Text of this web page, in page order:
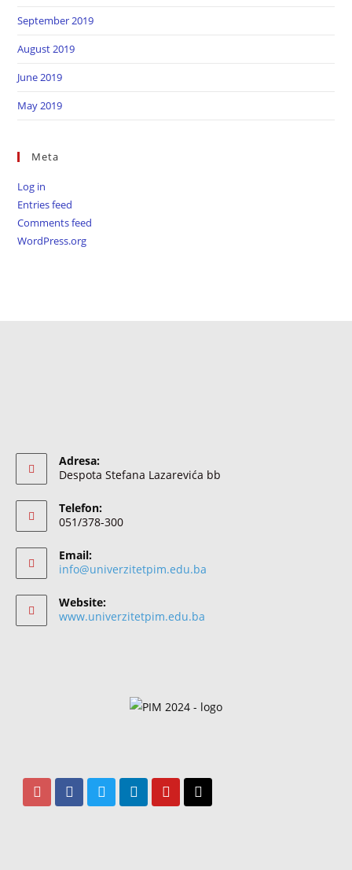
September 2019
August 2019
June 2019
May 2019
Meta
Log in
Entries feed
Comments feed
WordPress.org
Adresa:
Despota Stefana Lazarevića bb
Telefon:
051/378-300
Email:
info@univerzitetpim.edu.ba
Website:
www.univerzitetpim.edu.ba